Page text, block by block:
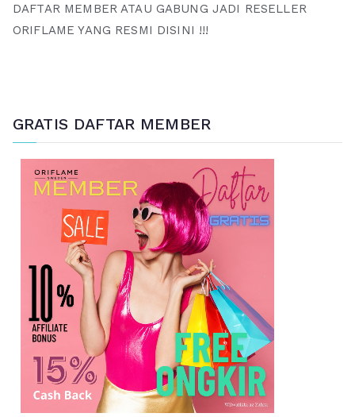
DAFTAR MEMBER ATAU GABUNG JADI RESELLER
ORIFLAME YANG RESMI DISINI !!!
GRATIS DAFTAR MEMBER